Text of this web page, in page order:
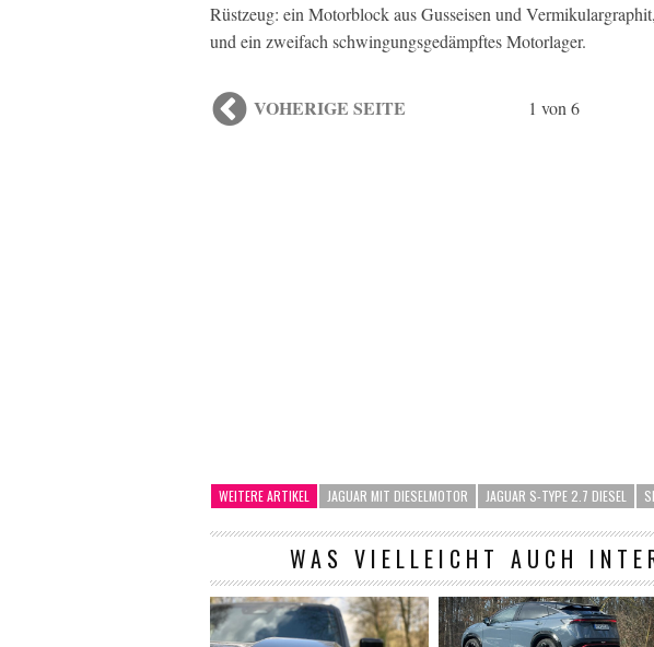
Rüstzeug: ein Motorblock aus Gusseisen und
und ein zweifach schwingungsgedämpftes Motorlager.
VOHERIGE SEITE 1 von 6
WEITERE ARTIKEL JAGUAR MIT DIESELMOTOR JAGUAR S-TYPE 2.7 DIESEL
WAS VIELLEICHT AUCH